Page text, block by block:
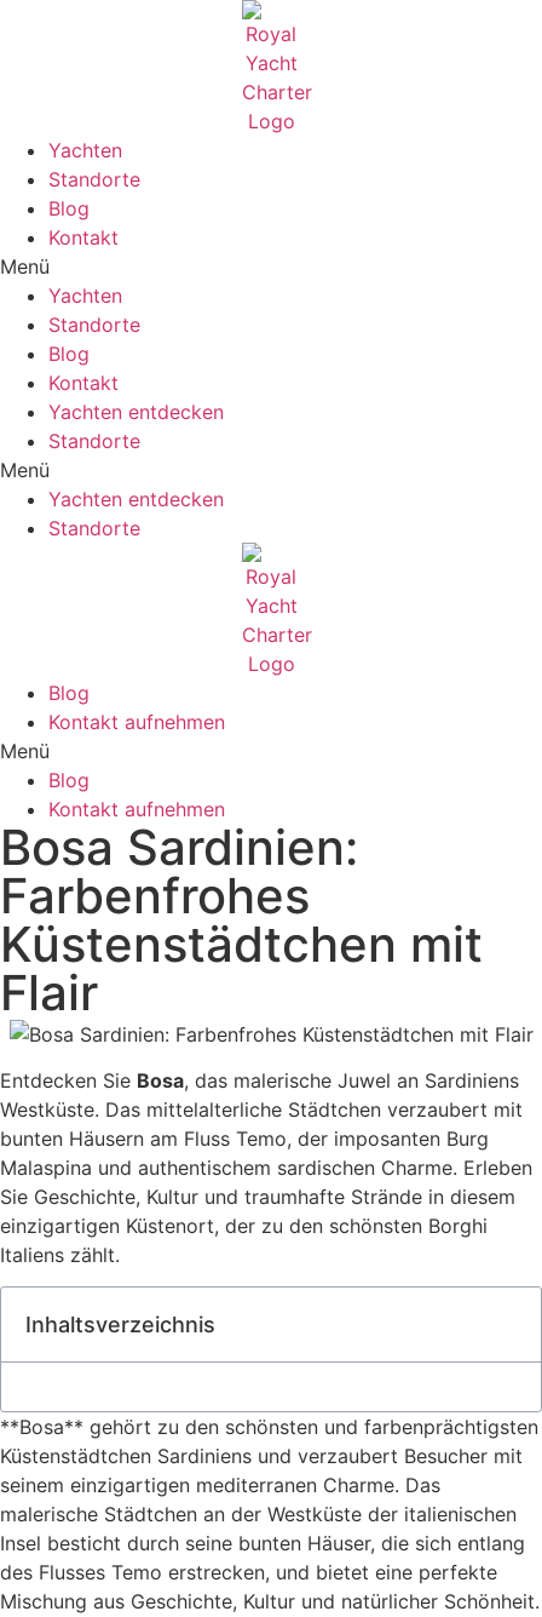
Yachten
Standorte
Blog
Kontakt
Menü
Yachten
Standorte
Blog
Kontakt
Yachten entdecken
Standorte
Menü
Yachten entdecken
Standorte
Blog
Kontakt aufnehmen
Menü
Blog
Kontakt aufnehmen
Bosa Sardinien:
Farbenfrohes
Küstenstädtchen mit
Flair
Entdecken Sie Bosa, das malerische Juwel an Sardiniens
Westküste. Das mittelalterliche Städtchen verzaubert mit
bunten Häusern am Fluss Temo, der imposanten Burg
Malaspina und authentischem sardischen Charme. Erleben
Sie Geschichte, Kultur und traumhafte Strände in diesem
einzigartigen Küstenort, der zu den schönsten Borghi
Italiens zählt.
Inhaltsverzeichnis
**Bosa** gehört zu den schönsten und farbenprächtigsten
Küstenstädtchen Sardiniens und verzaubert Besucher mit
seinem einzigartigen mediterranen Charme. Das
malerische Städtchen an der Westküste der italienischen
Insel besticht durch seine bunten Häuser, die sich entlang
des Flusses Temo erstrecken, und bietet eine perfekte
Mischung aus Geschichte, Kultur und natürlicher Schönheit.